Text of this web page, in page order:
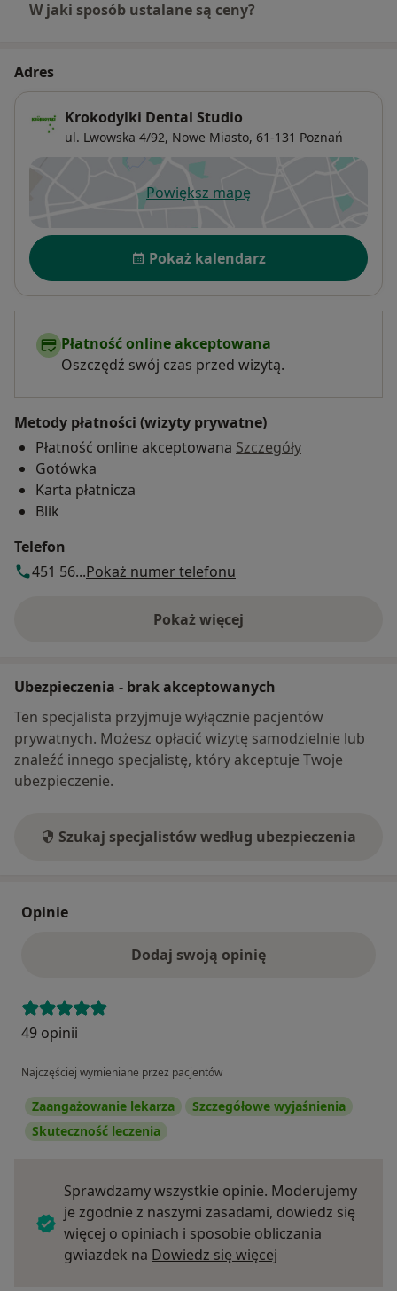
W jaki sposób ustalane są ceny?
Adres
Krokodylki Dental Studio
ul. Lwowska 4/92, Nowe Miasto, 61-131 Poznań
Powiększ mapęotwiera się w nowej karcie
Dostępność
Pokaż kalendarz
Płatność online akceptowana
Oszczędź swój czas przed wizytą.
Metody płatności (wizyty prywatne)
Płatność online akceptowana Szczegóły
Gotówka
Karta płatnicza
Blik
Telefon
451 56...Pokaż numer telefonu
Pokaż więcej
o adresie
Ubezpieczenia - brak akceptowanych
Ten specjalista przyjmuje wyłącznie pacjentów
prywatnych. Możesz opłacić wizytę samodzielnie lub
znaleźć innego specjalistę, który akceptuje Twoje
ubezpieczenie.
Szukaj specjalistów według ubezpieczenia
Opinie
Dodaj swoją opinię
49 opinii
Najczęściej wymieniane przez pacjentów
Zaangażowanie lekarza
Szczegółowe wyjaśnienia
Skuteczność leczenia
Sprawdzamy wszystkie opinie. Moderujemy
je zgodnie z naszymi zasadami, dowiedz się
więcej o opiniach i sposobie obliczania
gwiazdek na Dowiedz się więcej